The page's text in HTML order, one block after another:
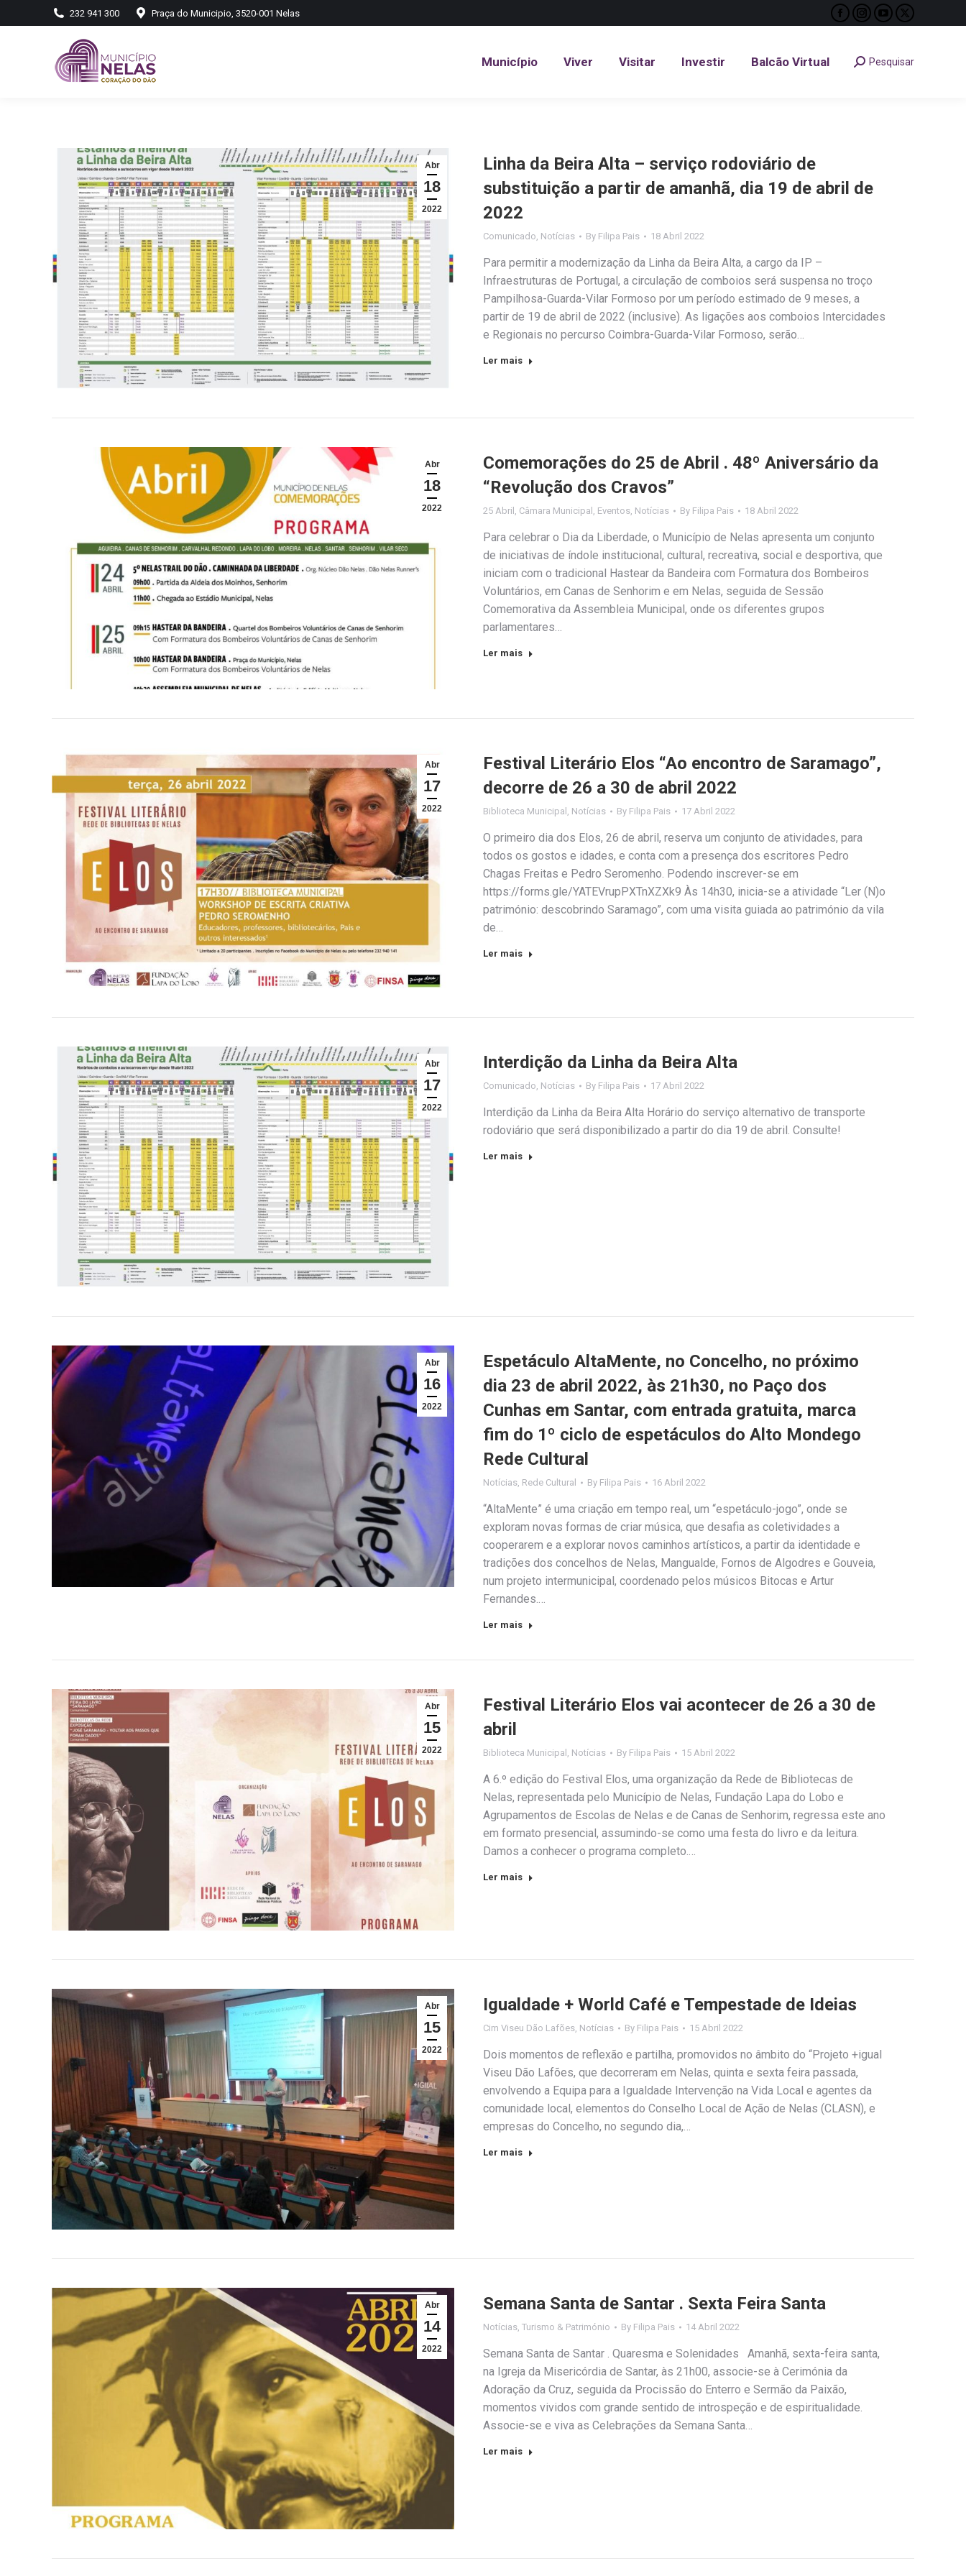
232 941 300 Praça do Municipio, 3520-001 Nelas
Facebook
opens
Instagram
opens
YouTube
opens
X
opens
Município Viver Visitar Investir Balcão Virtual Search:Pesquisar
Abr
18
2022
Linha da Beira Alta – serviço rodoviário de
substituição a partir de amanhã, dia 19 de abril de
2022
Comunicado, Notícias By Filipa Pais 18 Abril 2022
Para permitir a modernização da Linha da Beira Alta, a cargo da IP –
Infraestruturas de Portugal, a circulação de comboios será suspensa no troço
Pampilhosa-Guarda-Vilar Formoso por um período estimado de 9 meses, a
partir de 19 de abril de 2022 (inclusive). As ligações aos comboios Intercidades
e Regionais no percurso Coimbra-Guarda-Vilar Formoso, serão…
Ler mais
Abr
18
2022
Comemorações do 25 de Abril . 48º Aniversário da
“Revolução dos Cravos”
25 Abril , Câmara Municipal , Eventos, Notícias By Filipa Pais 18 Abril 2022
Para celebrar o Dia da Liberdade, o Município de Nelas apresenta um conjunto
de iniciativas de índole institucional, cultural, recreativa, social e desportiva, que
iniciam com o tradicional Hastear da Bandeira com Formatura dos Bombeiros
Voluntários, em Canas de Senhorim e em Nelas, seguida de Sessão
Comemorativa da Assembleia Municipal, onde os diferentes grupos
parlamentares…
Ler mais
Abr
17
2022
Festival Literário Elos “Ao encontro de Saramago”,
decorre de 26 a 30 de abril 2022
Biblioteca Municipal Notícias By Filipa Pais 17 Abril 2022
O primeiro dia dos Elos, 26 de abril, reserva um conjunto de atividades, para
todos os gostos e idades, e conta com a presença dos escritores Pedro
Chagas Freitas e Pedro Seromenho. Podendo inscrever-se em
https://forms.gle/YATEVrupPXTnXZXk9 Às 14h30, inicia-se a atividade “Ler (N)o
património: descobrindo Saramago”, com uma visita guiada ao património da vila
de…
Ler mais
Abr
17
2022
Interdição da Linha da Beira Alta
Comunicado Notícias By Filipa Pais 17 Abril 2022
Interdição da Linha da Beira Alta Horário do serviço alternativo de transporte
rodoviário que será disponibilizado a partir do dia 19 de abril. Consulte!
Ler mais
Abr
16
2022
Espetáculo AltaMente, no Concelho, no próximo
dia 23 de abril 2022, às 21h30, no Paço dos
Cunhas em Santar, com entrada gratuita, marca
fim do 1º ciclo de espetáculos do Alto Mondego
Rede Cultural
Notícias, Rede Cultural By Filipa Pais 16 Abril 2022
“AltaMente” é uma criação em tempo real, um “espetáculo-jogo”, onde se
exploram novas formas de criar música, que desafia as coletividades a
cooperarem e a explorar novos caminhos artísticos, a partir da identidade e
tradições dos concelhos de Nelas, Mangualde, Fornos de Algodres e Gouveia,
num projeto intermunicipal, coordenado pelos músicos Bitocas e Artur
Fernandes.…
Ler mais
Abr
15
2022
Festival Literário Elos vai acontecer de 26 a 30 de
abril
Biblioteca Municipal , Notícias By Filipa Pais 15 Abril 2022
A 6.º edição do Festival Elos, uma organização da Rede de Bibliotecas de
Nelas, representada pelo Município de Nelas, Fundação Lapa do Lobo e
Agrupamentos de Escolas de Nelas e de Canas de Senhorim, regressa este ano
em formato presencial, assumindo-se como uma festa do livro e da leitura.
Damos a conhecer o programa completo.…
Ler mais
Abr
15
2022
Igualdade + World Café e Tempestade de Ideias
Cim Viseu Dão Lafões Notícias By Filipa Pais 15 Abril 2022
Dois momentos de reflexão e partilha, promovidos no âmbito do “Projeto +igual
Viseu Dão Lafões, que decorreram em Nelas, quinta e sexta feira passada,
envolvendo a Equipa para a Igualdade Intervenção na Vida Local e agentes da
comunidade local, elementos do Conselho Local de Ação de Nelas (CLASN), e
empresas do Concelho, no segundo dia,…
Ler mais
Abr
14
2022
Semana Santa de Santar . Sexta Feira Santa
Notícias, Turismo & Património By Filipa Pais 14 Abril 2022
Semana Santa de Santar . Quaresma e Solenidades Amanhã, sexta-feira santa,
na Igreja da Misericórdia de Santar, às 21h00, associe-se à Cerimónia da
Adoração da Cruz, seguida da Procissão do Enterro e Sermão da Paixão,
momentos vividos com grande sentido de introspeção e de espiritualidade.
Associe-se e viva as Celebrações da Semana Santa…
Ler mais
Município Viver Visitar Investir Balcão Virtual Search:
Pesquisar